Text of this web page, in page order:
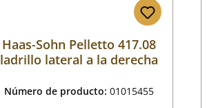
Haas-Sohn Pelletto 417.08
ladrillo lateral a la derecha
Número de producto: 01015455